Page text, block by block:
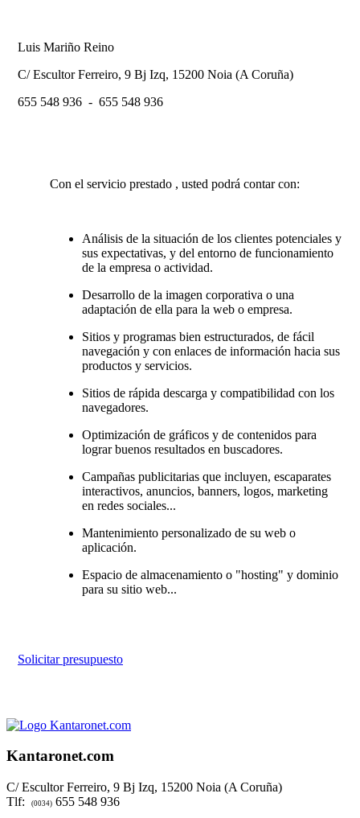
Luis Mariño Reino
C/ Escultor Ferreiro, 9 Bj Izq, 15200 Noia (A Coruña)
655 548 936 - 655 548 936
Con el servicio prestado , usted podrá contar con:
Análisis de la situación de los clientes potenciales y
sus expectativas, y del entorno de funcionamiento
de la empresa o actividad.
Desarrollo de la imagen corporativa o una
adaptación de ella para la web o empresa.
Sitios y programas bien estructurados, de fácil
navegación y con enlaces de información hacia sus
productos y servicios.
Sitios de rápida descarga y compatibilidad con los
navegadores.
Optimización de gráficos y de contenidos para
lograr buenos resultados en buscadores.
Campañas publicitarias que incluyen, escaparates
interactivos, anuncios, banners, logos, marketing
en redes sociales...
Mantenimiento personalizado de su web o
aplicación.
Espacio de almacenamiento o "hosting" y dominio
para su sitio web...
Solicitar presupuesto
Kantaronet.com
C/ Escultor Ferreiro, 9 Bj Izq, 15200 Noia (A Coruña)
Tlf:
(0034) 655 548 936